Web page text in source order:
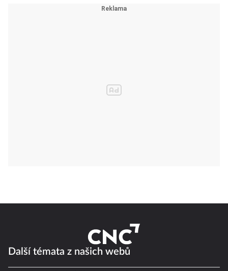
Další témata z našich webů